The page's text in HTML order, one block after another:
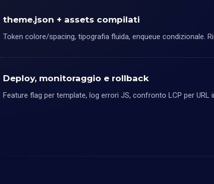
theme.json + assets compilati
Token colore/spacing, tipografia fluida, enqueue condizionale.
Deploy, monitoraggio e rollback
Feature flag per template, log errori JS, confronto LCP per